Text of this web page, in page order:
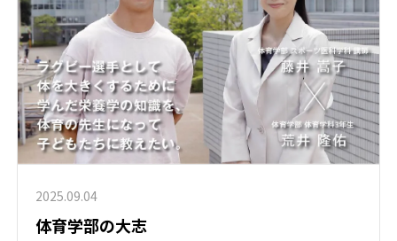
2025.09.04
体育学部の大志